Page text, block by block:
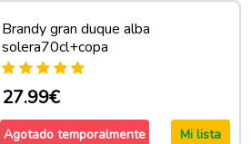
Brandy gran duque alba
solera70cl+copa
27.99€
Agotado temporalmente Mi lista